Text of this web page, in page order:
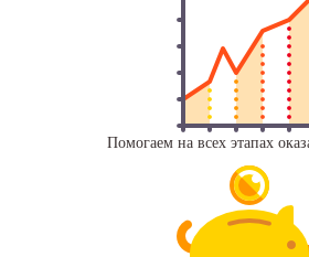
Помогаем на всех этапах